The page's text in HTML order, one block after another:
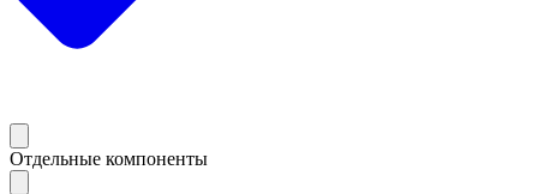
Отдельные компоненты